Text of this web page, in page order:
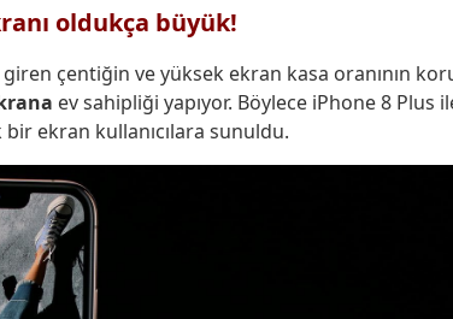
oldukça büyük!
giren çentiğin ve yüksek ekran kasa oranının
ev sahipliği yapıyor. Böylece iPhone 8 Plus
ekran kullanıcılara sunuldu.